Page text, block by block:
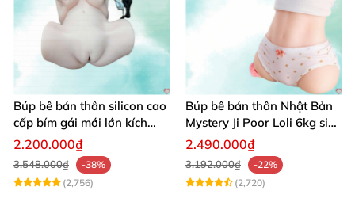
Búp bê bán thân silicon cao
cấp bím gái mới lớn kích
thích
2.200.000₫
3.548.000₫
-38%
(2,756)
Búp bê bán thân Nhật Bản
Mystery Ji Poor Loli 6kg siêu
thực giá tốt
2.490.000₫
3.192.000₫
-22%
(2,720)